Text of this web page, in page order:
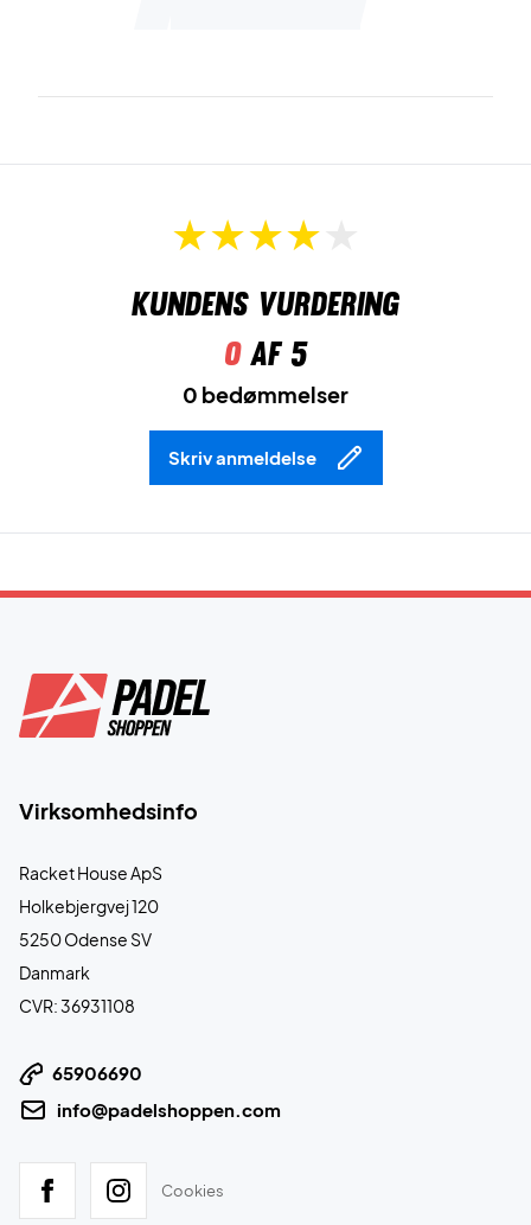
Kundens vurdering
0af 5
0 bedømmelser
Skriv anmeldelse
Virksomhedsinfo
Racket House ApS
Holkebjergvej 120
5250 Odense SV
Danmark
CVR: 36931108
65906690
info@padelshoppen.com
Cookies